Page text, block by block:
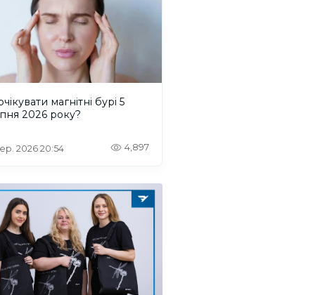
магнітні бурі 5
2026 року?
2026 20:54 4,897